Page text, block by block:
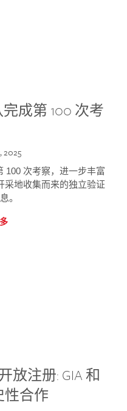
成第 100 次考
2025
100 次考察，进一步丰富
采地收集而来的独立验证
。
放注册: GIA 和
性合作